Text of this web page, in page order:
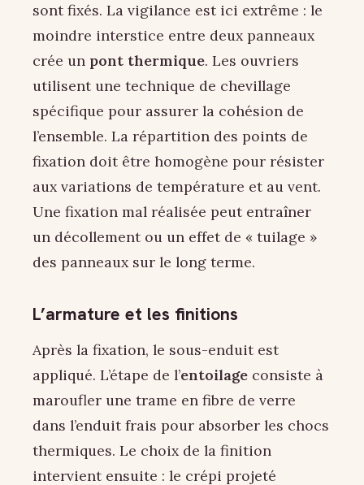
sont fixés. La vigilance est ici extrême : le
moindre interstice entre deux panneaux
crée un pont thermique. Les ouvriers
utilisent une technique de chevillage
spécifique pour assurer la cohésion de
l’ensemble. La répartition des points de
fixation doit être homogène pour résister
aux variations de température et au vent.
Une fixation mal réalisée peut entraîner
un décollement ou un effet de « tuilage »
des panneaux sur le long terme.
L’armature et les finitions
Après la fixation, le sous-enduit est
appliqué. L’étape de l’entoilage consiste à
maroufler une trame en fibre de verre
dans l’enduit frais pour absorber les chocs
thermiques. Le choix de la finition
intervient ensuite : le crépi projeté